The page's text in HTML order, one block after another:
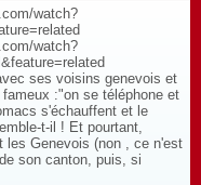
watch?
watch?
ses voisins genevois et
:"on se téléphone et
s'échauffent et le
t-il ! Et pourtant,
les Genevois (non , ce n'est
son canton, puis, si